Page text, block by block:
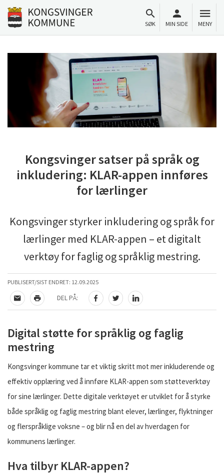
Til innhold
Gå til forsiden
SØK MIN SIDE MENY
Kongsvinger satser på språk og
inkludering: KLAR-appen innføres
for lærlinger
Kongsvinger styrker inkludering og språk for
lærlinger med KLAR-appen – et digitalt
verktøy for faglig og språklig mestring.
PUBLISERT/SIST ENDRET: 12.09.2025
TIPS EN VENN
SKRIV UT
DEL PÅ:
DEL PÅ FACEBOOK
DEL PÅ TWITTER
DEL PÅ LINKEDIN
Digital støtte for språklig og faglig
mestring
Kongsvinger kommune tar et viktig skritt mot mer inkluderende og
effektiv opplæring ved å innføre KLAR-appen som støtteverktøy
for sine lærlinger. Dette digitale verktøyet er utviklet for å styrke
både språklig og faglig mestring blant elever, lærlinger, flyktninger
og flerspråklige voksne – og blir nå en del av hverdagen for
kommunens lærlinger.
Hva tilbyr KLAR-appen?